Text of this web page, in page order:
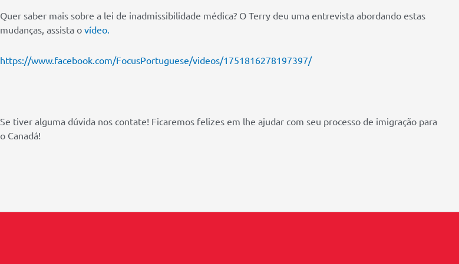
Quer saber mais sobre a lei de inadmissibilidade médica? O Terry deu uma entrevista abordando estas
mudanças, assista o vídeo.
https://www.facebook.com/FocusPortuguese/videos/1751816278197397/
Se tiver alguma dúvida nos contate! Ficaremos felizes em lhe ajudar com seu processo de imigração para
o Canadá!